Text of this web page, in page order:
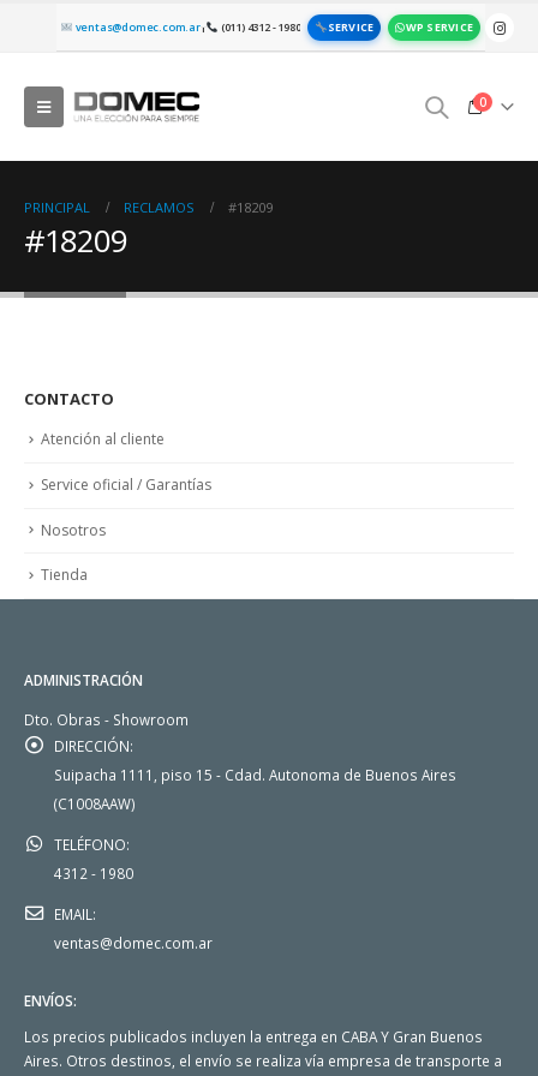
ventas@domec.com.ar| (011) 4312 - 1980 SERVICE WP SERVICE
0
PRINCIPAL RECLAMOS #18209
#18209
CONTACTO
Atención al cliente
Service oficial / Garantías
Nosotros
Tienda
ADMINISTRACIÓN
Dto. Obras - Showroom
DIRECCIÓN:
Suipacha 1111, piso 15 - Cdad. Autonoma de Buenos Aires
(C1008AAW)
TELÉFONO:
4312 - 1980
EMAIL:
ventas@domec.com.ar
ENVÍOS:
Los precios publicados incluyen la entrega en CABA Y Gran Buenos
Aires. Otros destinos, el envío se realiza vía empresa de transporte a